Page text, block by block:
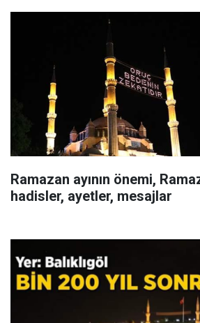
Ramazan ayının önemi,
hadisler, ayetler, mesajlar